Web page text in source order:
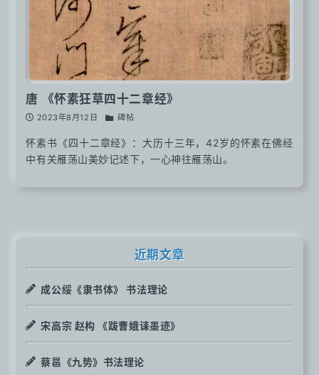
唐 《怀素狂草四十二章经》
2023年8月12日 碑帖
怀素书《四十二章经》：大历十三年，42岁的怀素在佛经
中有关雁荡山美妙记述下，一心神往雁荡山。
近期文章
成公绥《隶书体》 书法理论
宋高宗 赵构 《跋曹娥诔墨迹》
蔡邕《九势》书法理论